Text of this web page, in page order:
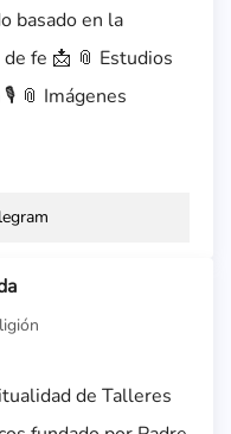
basado en la
de fe 📩 📎 Estudios
🎙️ 📎 Imágenes
de Talleres